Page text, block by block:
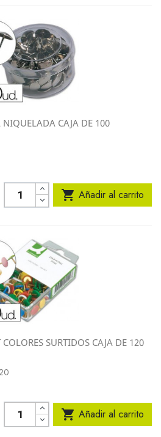
NIQUELADA CAJA DE 100
 Añadir al carrito
SURTIDOS CAJA DE 120
 Añadir al carrito